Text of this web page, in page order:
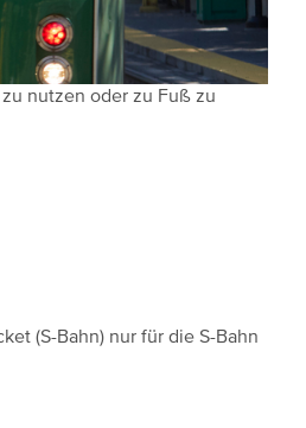
nutzen oder zu Fuß zu
(S-Bahn) nur für die S-Bahn